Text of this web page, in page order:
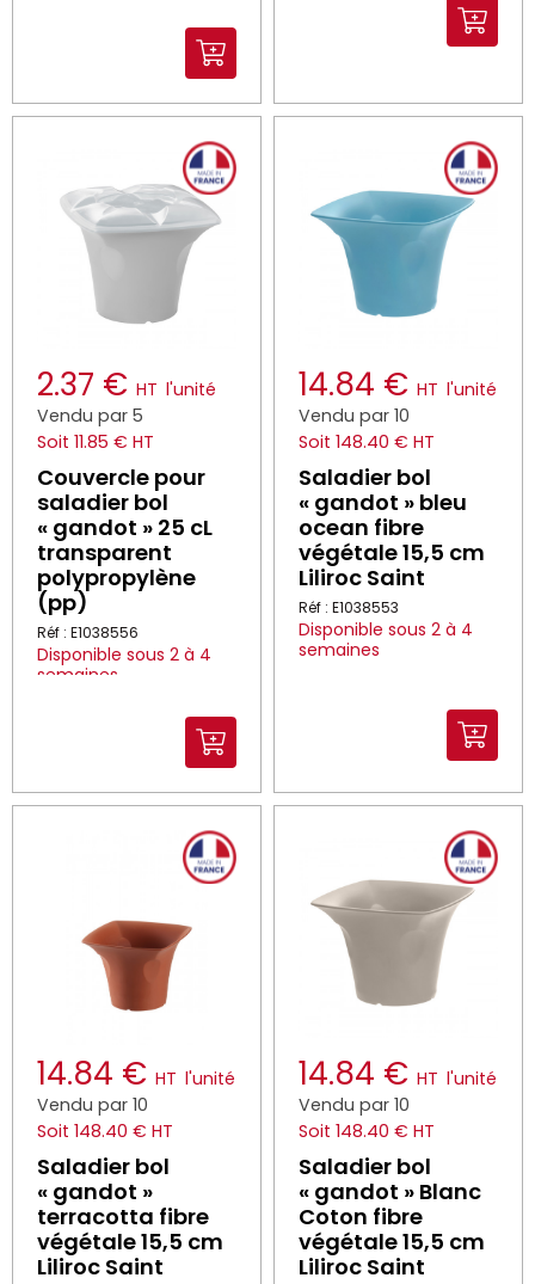
2.37 € HT l'unité
Vendu par 5
Soit 11.85 € HT
Couvercle pour
saladier bol
« gandot » 25 cL
transparent
polypropylène
(pp)
Réf : E1038556
Disponible sous 2 à 4
semaines
14.84 € HT l'unité
Vendu par 10
Soit 148.40 € HT
Saladier bol
« gandot » bleu
ocean fibre
végétale 15,5 cm
Liliroc Saint
Réf : E1038553
Disponible sous 2 à 4
semaines
14.84 € HT l'unité
Vendu par 10
Soit 148.40 € HT
Saladier bol
« gandot »
terracotta fibre
végétale 15,5 cm
Liliroc Saint
14.84 € HT l'unité
Vendu par 10
Soit 148.40 € HT
Saladier bol
« gandot » Blanc
Coton fibre
végétale 15,5 cm
Liliroc Saint